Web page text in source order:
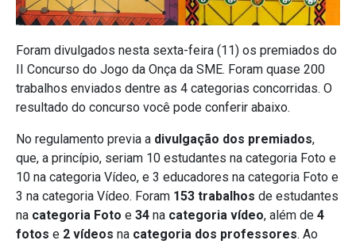
Foram divulgados nesta sexta-feira (11) os premiados do
II Concurso do Jogo da Onça da SME. Foram quase 200
trabalhos enviados dentre as 4 categorias concorridas. O
resultado do concurso você pode conferir abaixo.
No regulamento previa a divulgação dos premiados,
que, a princípio, seriam 10 estudantes na categoria Foto e
10 na categoria Vídeo, e 3 educadores na categoria Foto e
3 na categoria Vídeo. Foram 153 trabalhos de estudantes
na categoria Foto e 34 na categoria vídeo, além de 4
fotos e 2 vídeos na categoria dos professores. Ao